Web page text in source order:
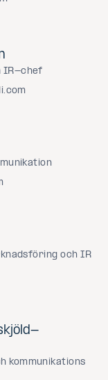
IR-chef
och IR
kommunikations